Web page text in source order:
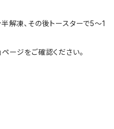
解凍、その後トースターで5～1
」ページをご確認ください。